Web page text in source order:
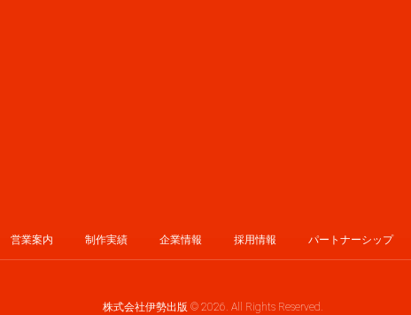
営業案内 制作実績 企業情報 採用情報 パートナーシップ
株式会社伊勢出版 © 2026. All Rights Reserved.